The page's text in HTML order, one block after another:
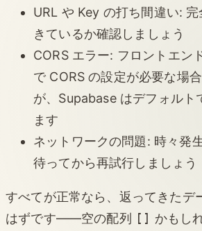
URL や Key の打ち間違い:
きているか確認しましょう
CORS エラー: フロントエン
で CORS の設定が必要な場
が、Supabase はデフォルト
ます
ネットワークの問題: 時々発
待ってから再試行しましょう
すべてが正常なら、返ってきたデ
はずです——空の配列 [] かもし